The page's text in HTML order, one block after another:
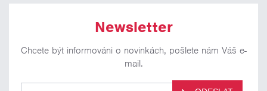
Newsletter
Chcete být informováni o novinkách, pošlete nám Váš e-
mail.
Pro